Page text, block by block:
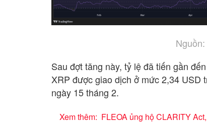
Nguồn:
Sau đợt tăng này, tỷ lệ đã tiến gần
XRP được giao dịch ở mức 2,34 USD
ngày 15 tháng 2.
Xem thêm: FLEOA ủng hộ CLARITY